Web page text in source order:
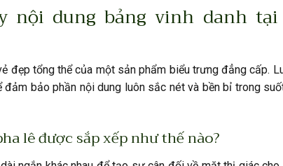
nội dung bảng vinh danh
đẹp tổng thể của một sản phẩm biểu trưng đẳng cấp.
bảo phần nội dung luôn sắc nét và bền bỉ trong
lê được sắp xếp như thế nào?